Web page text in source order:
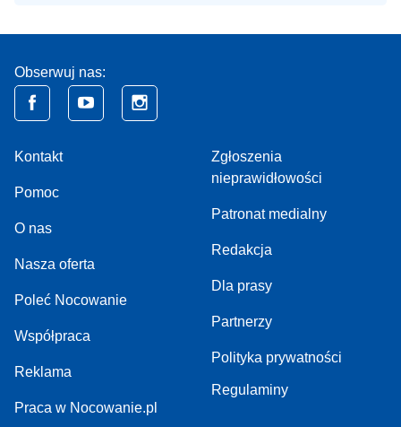
Obserwuj nas:
Kontakt
Pomoc
O nas
Nasza oferta
Poleć Nocowanie
Współpraca
Reklama
Praca w Nocowanie.pl
Zgłoszenia
nieprawidłowości
Patronat medialny
Redakcja
Dla prasy
Partnerzy
Polityka prywatności
Regulaminy